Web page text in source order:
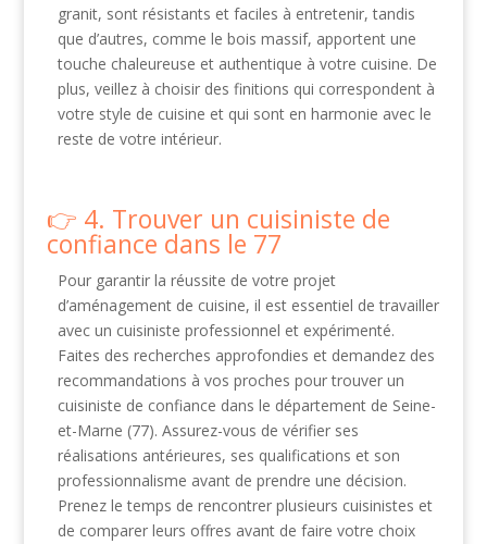
granit, sont résistants et faciles à entretenir, tandis
que d’autres, comme le bois massif, apportent une
touche chaleureuse et authentique à votre cuisine. De
plus, veillez à choisir des finitions qui correspondent à
votre style de cuisine et qui sont en harmonie avec le
reste de votre intérieur.
4. Trouver un cuisiniste de
confiance dans le 77
Pour garantir la réussite de votre projet
d’aménagement de cuisine, il est essentiel de travailler
avec un cuisiniste professionnel et expérimenté.
Faites des recherches approfondies et demandez des
recommandations à vos proches pour trouver un
cuisiniste de confiance dans le département de Seine-
et-Marne (77). Assurez-vous de vérifier ses
réalisations antérieures, ses qualifications et son
professionnalisme avant de prendre une décision.
Prenez le temps de rencontrer plusieurs cuisinistes et
de comparer leurs offres avant de faire votre choix